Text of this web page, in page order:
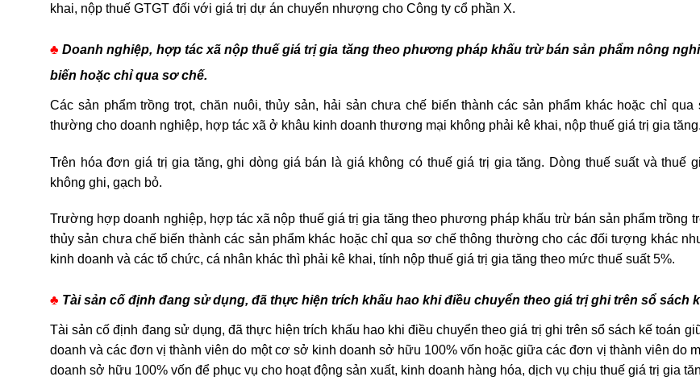
khai, nộp thuế GTGT đối với giá trị dự án chuyển nhượng cho Công ty cổ phần X.
♣Doanh nghiệp, hợp tác xã nộp thuế giá trị gia tăng theo phương pháp khấu trừ bán sản phẩm nông
biến hoặc chỉ qua sơ chế.
Các sản phẩm trồng trọt, chăn nuôi, thủy sản, hải sản chưa chế biến thành các sản phẩm khác hoặc chỉ qua
thường cho doanh nghiệp, hợp tác xã ở khâu kinh doanh thương mại không phải kê khai, nộp thuế giá trị gia tăng.
Trên hóa đơn giá trị gia tăng, ghi dòng giá bán là giá không có thuế giá trị gia tăng. Dòng thuế suất và thuế
không ghi, gạch bỏ.
Trường hợp doanh nghiệp, hợp tác xã nộp thuế giá trị gia tăng theo phương pháp khấu trừ bán sản phẩm trồng
thủy sản chưa chế biến thành các sản phẩm khác hoặc chỉ qua sơ chế thông thường cho các đối tượng khác
kinh doanh và các tổ chức, cá nhân khác thì phải kê khai, tính nộp thuế giá trị gia tăng theo mức thuế suất 5%.
♣ Tài sản cố định đang sử dụng, đã thực hiện trích khấu hao khi điều chuyển theo giá trị ghi trên sổ sách
Tài sản cố định đang sử dụng, đã thực hiện trích khấu hao khi điều chuyển theo giá trị ghi trên sổ sách kế toán
doanh và các đơn vị thành viên do một cơ sở kinh doanh sở hữu 100% vốn hoặc giữa các đơn vị thành viên do
doanh sở hữu 100% vốn để phục vụ cho hoạt động sản xuất, kinh doanh hàng hóa, dịch vụ chịu thuế giá trị gia